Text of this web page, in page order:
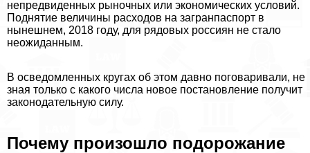
непредвиденных рыночных или экономических условий.
Поднятие величины расходов на загранпаспорт в
нынешнем, 2018 году, для рядовых россиян не стало
неожиданным.
В осведомленных кругах об этом давно поговаривали, не
зная только с какого числа новое постановление получит
законодательную силу.
Почему произошло подорожание